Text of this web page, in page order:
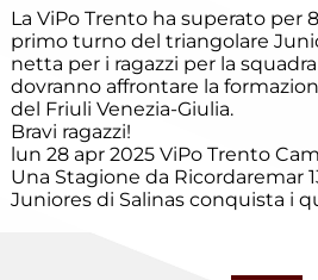
La ViPo Trento ha superato per
primo turno del triangolare
netta per i ragazzi per la
dovranno affrontare la
del Friuli Venezia-Giulia.
Bravi ragazzi!
lun 28 apr 2025 ViPo Trento
Una Stagione da Ricordaremar
Juniores di Salinas conquista i
Calcio a
cinque
Camp
Estivo
Eccellenza